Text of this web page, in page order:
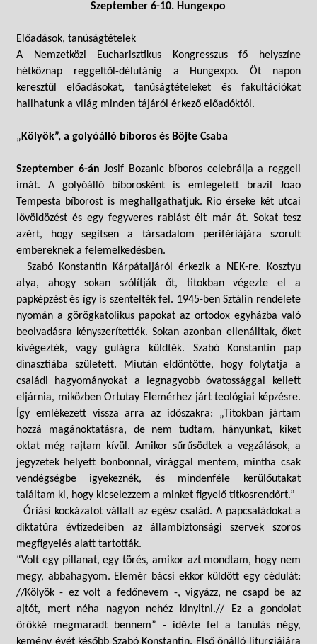
Szeptember 6-10. Hungexpo
Előadások, tanúságtételek
A Nemzetközi Eucharisztikus Kongresszus fő helyszíne
hétköznap reggeltől-délutánig a Hungexpo. Öt napon
keresztül előadásokat, tanúságtételeket és fakultációkat
hallhatunk a világ minden tájáról érkező előadóktól.
„Kölyök”, a golyóálló bíboros és Böjte Csaba
Szeptember 6-án Josif Bozanic bíboros celebrálja a reggeli
imát. A golyóálló bíborosként is emlegetett brazil Joao
Tempesta bíborost is meghallgathatjuk. Rio érseke két utcai
lövöldözést és egy fegyveres rablást élt már át. Sokat tesz
azért, hogy segítsen a társadalom perifériájára szorult
embereknek a felemelkedésben.
Szabó Konstantin Kárpátaljáról érkezik a NEK-re. Kosztyu
atya, ahogy sokan szólítják őt, titokban végezte el a
papképzést és így is szentelték fel. 1945-ben Sztálin rendelete
nyomán a görögkatolikus papokat az ortodox egyházba való
beolvadásra kényszerítették. Sokan azonban ellenálltak, őket
kivégezték, vagy gulágra küldték. Szabó Konstantin pap
dinasztiába született. Miután eldöntötte, hogy folytatja a
családi hagyományokat a legnagyobb óvatossággal kellett
eljárnia, miközben Ortutay Elemérhez járt teológiai képzésre.
Így emlékezett vissza arra az időszakra: „Titokban jártam
hozzá magánoktatásra, de nem tudtam, hányunkat, kiket
oktat még rajtam kívül. Amikor sűrűsödtek a vegzálások, a
jegyzetek helyett bonbonnal, virággal mentem, mintha csak
vendégségbe igyekeznék, és mindenféle kerülőutakat
találtam ki, hogy kicselezzem a minket figyelő titkosrendőrt.”
Óriási kockázatot vállalt az egész család. A papcsaládokat a
diktatúra évtizedeiben az állambiztonsági szervek szoros
megfigyelés alatt tartották.
“Volt egy pillanat, egy törés, amikor azt mondtam, hogy nem
megy, abbahagyom. Elemér bácsi ekkor küldött egy cédulát:
//Kölyök - ez volt a fedőnevem -, vigyázz, ne csapd be az
ajtót, mert néha nagyon nehéz kinyitni.// Ez a gondolat
örökké megmaradt bennem” - idézte fel a tanulás négy,